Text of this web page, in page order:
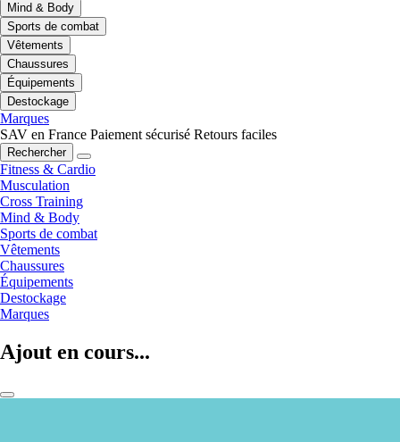
Mind & Body
Sports de combat
Vêtements
Chaussures
Équipements
Destockage
Marques
SAV en France Paiement sécurisé Retours faciles
Rechercher
Fitness & Cardio
Musculation
Cross Training
Mind & Body
Sports de combat
Vêtements
Chaussures
Équipements
Destockage
Marques
Ajout en cours...